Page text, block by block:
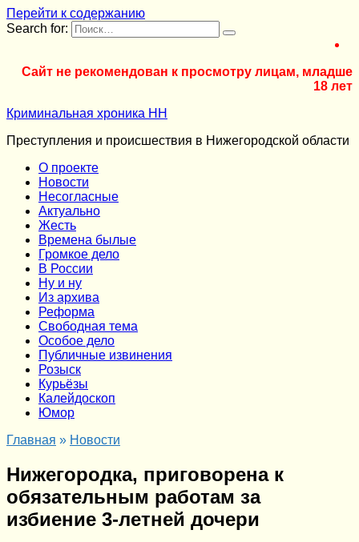
Перейти к содержанию
Search for:
Сайт не рекомендован к просмотру лицам, младше
18 лет
Криминальная хроника НН
Преступления и происшествия в Нижегородской области
О проекте
Новости
Несогласные
Актуально
Жесть
Времена былые
Громкое дело
В России
Ну и ну
Из архива
Реформа
Cвободная тема
Особое дело
Публичные извинения
Розыск
Курьёзы
Калейдоскоп
Юмор
Главная » Новости
Нижегородка, приговорена к
обязательным работам за
избиение 3-летней дочери